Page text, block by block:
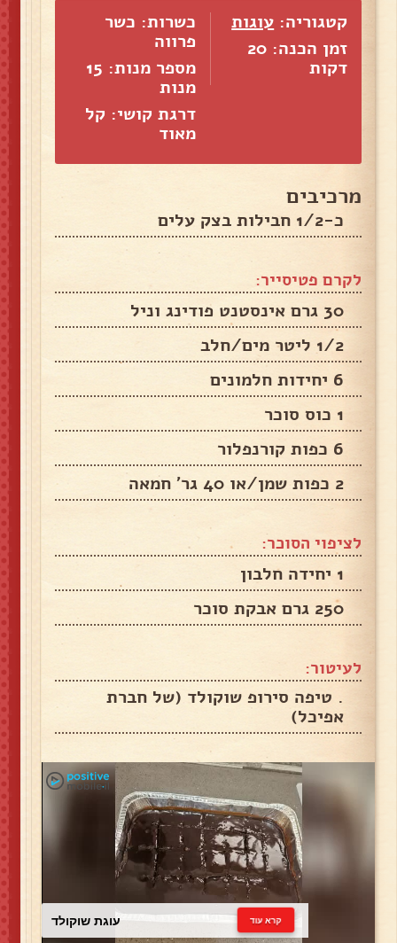
קטגוריה: עוגות
זמן הכנה: 20
דקות
כשרות: כשר
פרווה
מספר מנות: 15
מנות
דרגת קושי: קל
מאוד
מרכיבים
כ-1/2 חבילות בצק עלים
לקרם פטיסייר:
30 גרם אינסטנט פודינג וניל
1/2 ליטר מים/חלב
6 יחידות חלמונים
1 כוס סוכר
6 כפות קורנפלור
2 כפות שמן/או 40 גר' חמאה
לציפוי הסוכר:
1 יחידה חלבון
250 גרם אבקת סוכר
לעיטור:
. טיפה סירופ שוקולד (של חברת
אפיכל)
עוגת שוקולד קרא עוד